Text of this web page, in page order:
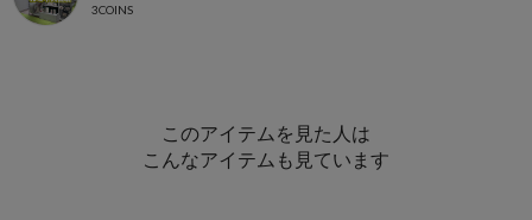
3COINS
このアイテムを見た人は
こんなアイテムも見ています